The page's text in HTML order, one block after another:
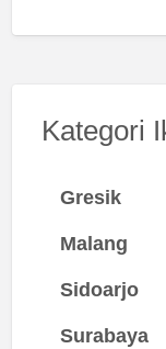
Kategori
Gresik
Malang
Sidoarjo
Surabaya